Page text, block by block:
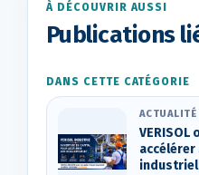
À DÉCOUVRIR AUSSI
Publications
DANS CETTE CATÉGORIE
ACTUALITÉ